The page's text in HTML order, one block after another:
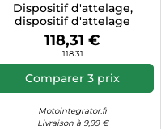
Dispositif d'attelage,
dispositif d'attelage
STEINHOF K-028
118,31 €
118.31
Comparer 3 prix
Motointegrator.fr
Livraison à 9,99 €